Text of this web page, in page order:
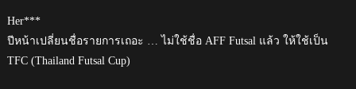
Her***
ปีหน้าเปลี่ยนชื่อรายการเถอะ … ไม่ใช้ชื่อ AFF Futsal แล้ว ให้ใช้เป็น
TFC (Thailand Futsal Cup)